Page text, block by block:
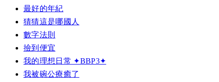
最好的年紀
猜猜這是哪國人
數字法則
撿到便宜
我的理想日常 ✦BBP3✦
我被碗公療癒了